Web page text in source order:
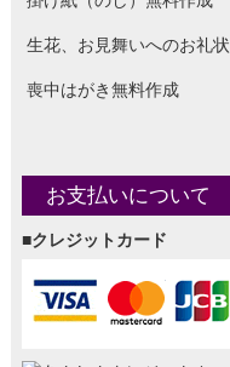
生花、お見舞いへのお礼状
喪中はがき無料作成
お支払いについて
■クレジットカード